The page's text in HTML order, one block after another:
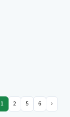
1 2 5 6 ›